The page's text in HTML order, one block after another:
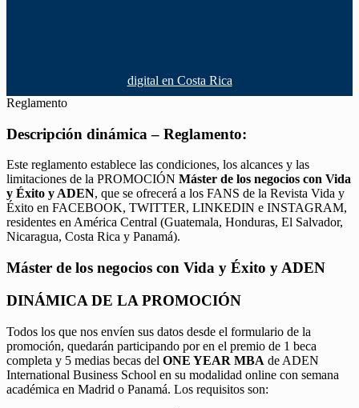
digital en Costa Rica
Reglamento
Descripción dinámica – Reglamento:
Este reglamento establece las condiciones, los alcances y las
limitaciones de la PROMOCIÓN Máster de los negocios con Vida
y Éxito y ADEN, que se ofrecerá a los FANS de la Revista Vida y
Éxito en FACEBOOK, TWITTER, LINKEDIN e INSTAGRAM,
residentes en América Central (Guatemala, Honduras, El Salvador,
Nicaragua, Costa Rica y Panamá).
Máster de los negocios con Vida y Éxito y ADEN
DINÁMICA DE LA PROMOCIÓN
Todos los que nos envíen sus datos desde el formulario de la
promoción, quedarán participando por en el premio de 1 beca
completa y 5 medias becas del ONE YEAR MBA de ADEN
International Business School en su modalidad online con semana
académica en Madrid o Panamá. Los requisitos son: